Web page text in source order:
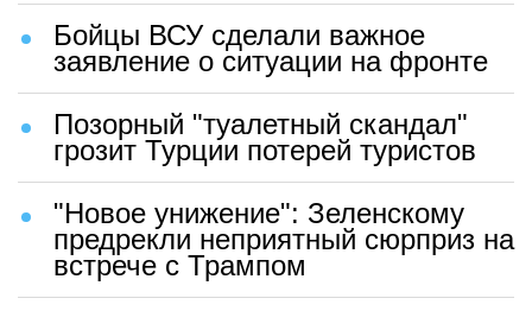
Бойцы ВСУ сделали важное
заявление о ситуации на фронте
Позорный "туалетный скандал"
грозит Турции потерей туристов
"Новое унижение": Зеленскому
предрекли неприятный сюрприз на
встрече с Трампом